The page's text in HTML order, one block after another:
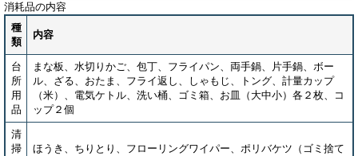
消耗品の内容
種
類
内容
台
所
用
品
まな板、水切りかご、包丁、フライパン、両手鍋、片手鍋、ボー
ル、ざる、おたま、フライ返し、しゃもじ、トング、計量カップ
（米）、電気ケトル、洗い桶、ゴミ箱、お皿（大中小）各２枚、コ
ップ２個
清
掃
ほうき、ちりとり、フローリングワイパー、ポリバケツ（ゴミ捨て